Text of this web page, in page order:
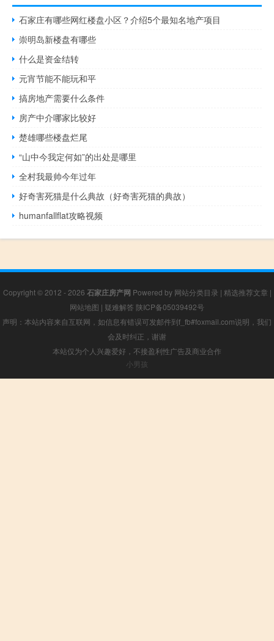
石家庄有哪些网红楼盘小区？介绍5个最知名地产项目
崇明岛新楼盘有哪些
什么是资金结转
元宵节能不能玩和平
搞房地产需要什么条件
房产中介哪家比较好
楚雄哪些楼盘烂尾
“山中今我定何如”的出处是哪里
全村我最帅今年过年
好奇害死猫是什么典故（好奇害死猫的典故）
humanfallflat攻略视频
Copyright © 2012 - 2026 石家庄房产网 Powered by 网站分类目录 | 精选推荐文章 |
网站地图 | 疑难解答 陕ICP备05039492号
声明：本站内容来自互联网，如信息有错误可发邮件到f_fb#foxmail.com说明，我们
会及时纠正，谢谢
本站仅为个人兴趣爱好，不接盈利性广告及商业合作
小男孩